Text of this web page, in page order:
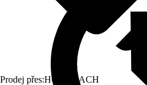
Prodej přes:HORNBACH